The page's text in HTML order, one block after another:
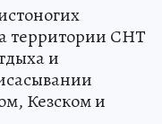
территории СНТ
и
Кезском и